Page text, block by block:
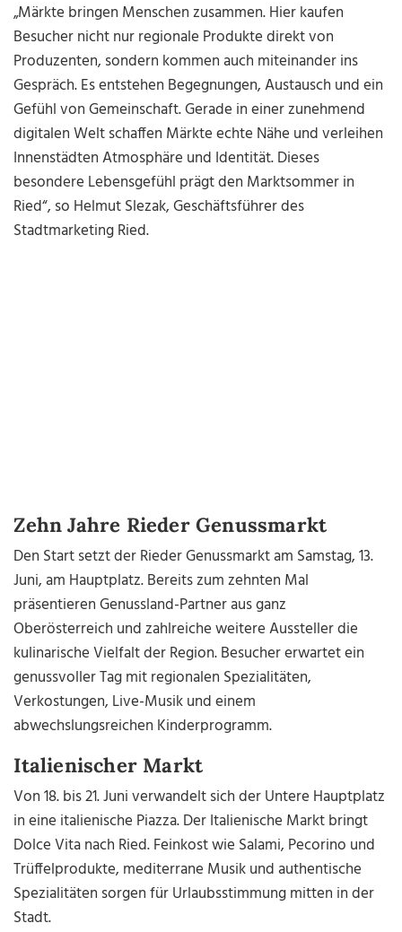
„Märkte bringen Menschen zusammen. Hier kaufen
Besucher nicht nur regionale Produkte direkt von
Produzenten, sondern kommen auch miteinander ins
Gespräch. Es entstehen Begegnungen, Austausch und ein
Gefühl von Gemeinschaft. Gerade in einer zunehmend
digitalen Welt schaffen Märkte echte Nähe und verleihen
Innenstädten Atmosphäre und Identität. Dieses
besondere Lebensgefühl prägt den Marktsommer in
Ried“, so Helmut Slezak, Geschäftsführer des
Stadtmarketing Ried.
Zehn Jahre Rieder Genussmarkt
Den Start setzt der Rieder Genussmarkt am Samstag, 13.
Juni, am Hauptplatz. Bereits zum zehnten Mal
präsentieren Genussland-Partner aus ganz
Oberösterreich und zahlreiche weitere Aussteller die
kulinarische Vielfalt der Region. Besucher erwartet ein
genussvoller Tag mit regionalen Spezialitäten,
Verkostungen, Live-Musik und einem
abwechslungsreichen Kinderprogramm.
Italienischer Markt
Von 18. bis 21. Juni verwandelt sich der Untere Hauptplatz
in eine italienische Piazza. Der Italienische Markt bringt
Dolce Vita nach Ried. Feinkost wie Salami, Pecorino und
Trüffelprodukte, mediterrane Musik und authentische
Spezialitäten sorgen für Urlaubsstimmung mitten in der
Stadt.